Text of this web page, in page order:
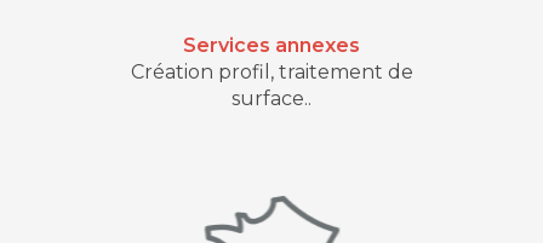
Services annexes
Création profil, traitement de
surface..